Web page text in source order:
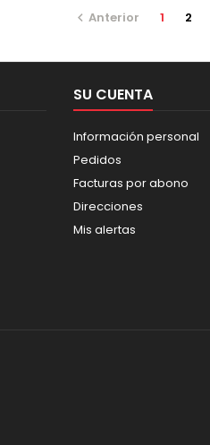
 Anterior 1 2
SU CUENTA
Información personal
Pedidos
Facturas por abono
Direcciones
Mis alertas